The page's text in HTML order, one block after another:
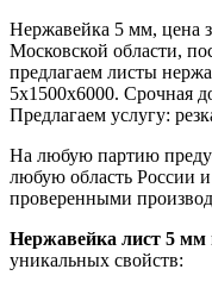
Нержавейка 5 мм, цена
Московской области,
предлагаем листы
5х1500х6000. Срочная
Предлагаем услугу:
На любую партию
любую область России
проверенными
Нержавейка лист 5 мм
уникальных свойств: